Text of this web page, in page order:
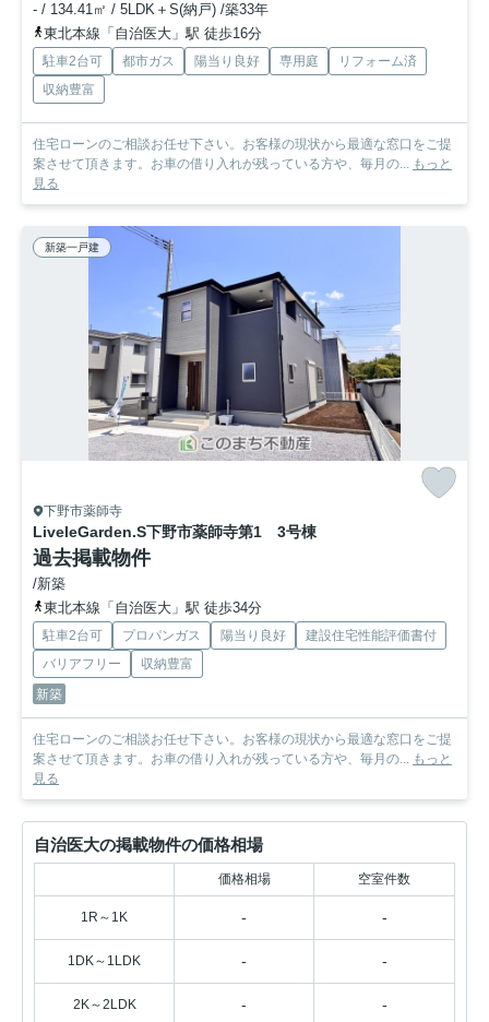
- / 134.41㎡ / 5LDK＋S(納戸) /築33年
東北本線「自治医大」駅 徒歩16分
駐車2台可 都市ガス 陽当り良好 専用庭
リフォーム済
収納豊富
住宅ローンのご相談お任せ下さい。お客様の現状から最適な窓口をご提
案させて頂きます。お車の借り入れが残っている方や、毎月の... もっと
見る
新築一戸建
下野市薬師寺
LiveleGarden.S下野市薬師寺第1 3号棟
過去掲載物件
/新築
東北本線「自治医大」駅 徒歩34分
駐車2台可 プロパンガス 陽当り良好
建設住宅性能評価書付
バリアフリー
収納豊富
新築
住宅ローンのご相談お任せ下さい。お客様の現状から最適な窓口をご提
案させて頂きます。お車の借り入れが残っている方や、毎月の... もっと
見る
自治医大の掲載物件の価格相場
価格相場 空室件数
1R～1K - -
1DK～1LDK - -
2K～2LDK - -